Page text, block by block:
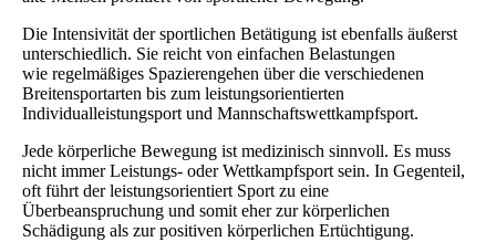
Die Intensivität der sportlichen Betätigung ist ebenfalls äußerst
unterschiedlich. Sie reicht von einfachen Belastungen
wie regelmäßiges Spazierengehen über die verschiedenen
Breitensportarten bis zum leistungsorientierten
Individualleistungsport und Mannschaftswettkampfsport.
Jede körperliche Bewegung ist medizinisch sinnvoll. Es muss
nicht immer Leistungs- oder Wettkampfsport sein. In Gegenteil,
oft führt der leistungsorientiert Sport zu eine
Überbeanspruchung und somit eher zur körperlichen
Schädigung als zur positiven körperlichen Ertüchtigung.